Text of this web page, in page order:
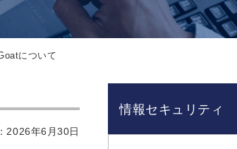
について
2026年6月30日
情報セキュリティ